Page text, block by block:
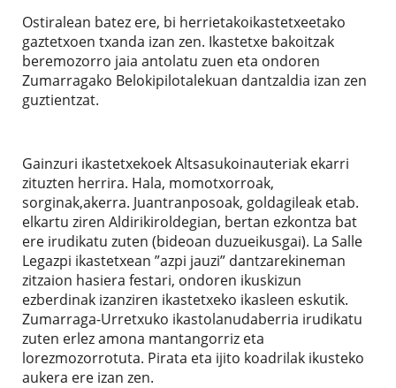
Ostiralean batez ere, bi herrietakoikastetxeetako
gaztetxoen txanda izan zen. Ikastetxe bakoitzak
beremozorro jaia antolatu zuen eta ondoren
Zumarragako Belokipilotalekuan dantzaldia izan zen
guztientzat.
Gainzuri ikastetxekoek Altsasukoinauteriak ekarri
zituzten herrira. Hala, momotxorroak,
sorginak,akerra. Juantranposoak, goldagileak etab.
elkartu ziren Aldirikiroldegian, bertan ezkontza bat
ere irudikatu zuten (bideoan duzueikusgai). La Salle
Legazpi ikastetxean ”azpi jauzi” dantzarekineman
zitzaion hasiera festari, ondoren ikuskizun
ezberdinak izanziren ikastetxeko ikasleen eskutik.
Zumarraga-Urretxuko ikastolanudaberria irudikatu
zuten erlez amona mantangorriz eta
lorezmozorrotuta. Pirata eta ijito koadrilak ikusteko
aukera ere izan zen.